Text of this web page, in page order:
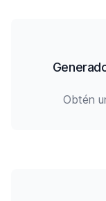
Obtén